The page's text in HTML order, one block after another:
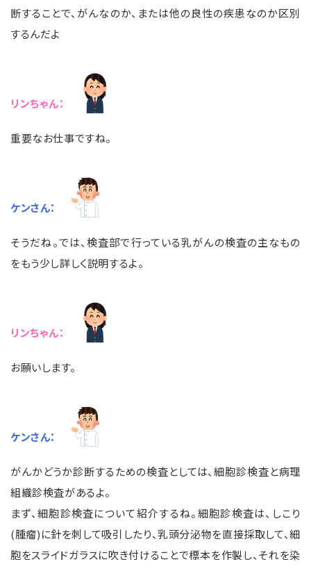
断することで、がんなのか、または他の良性の疾患なのか区別
するんだよ
リンちゃん：
重要なお仕事ですね。
ケンさん：
そうだね。では、検査部で行っている乳がんの検査の主なもの
をもう少し詳しく説明するよ。
リンちゃん：
お願いします。
ケンさん：
がんかどうか診断するための検査としては、細胞診検査と病理
組織診検査があるよ。
まず、細胞診検査について紹介するね。細胞診検査は、しこり
(腫瘤)に針を刺して吸引したり、乳頭分泌物を直接採取して、細
胞をスライドガラスに吹き付けることで標本を作製し、それを染